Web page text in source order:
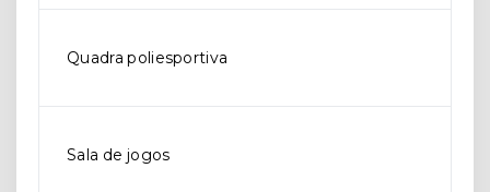
Quadra poliesportiva
Sala de jogos